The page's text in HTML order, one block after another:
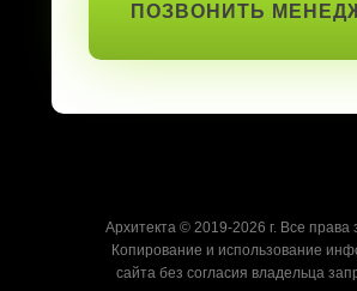
ПОЗВОНИТЬ
Архитекта © 2019-2026 г. Все
Копирование и использование
сайта без согласия владельца